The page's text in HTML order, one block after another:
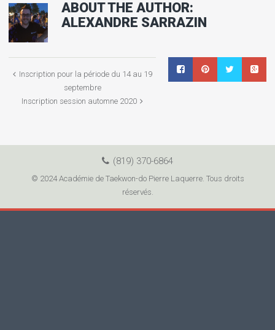
ABOUT THE AUTHOR:
ALEXANDRE SARRAZIN
Inscription pour la période du 14 au 19
septembre
Inscription session automne 2020
(819) 370-6864
© 2024 Académie de Taekwon-do Pierre Laquerre. Tous droits
réservés.